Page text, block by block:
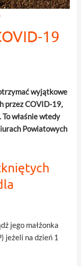
19
wyjątkowe
przez COVID-19,
właśnie wtedy
Powiatowych
jego małżonka
jeżeli na dzień 1